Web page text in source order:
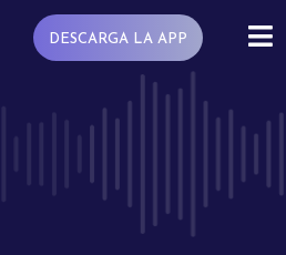
DESCARGA LA APP